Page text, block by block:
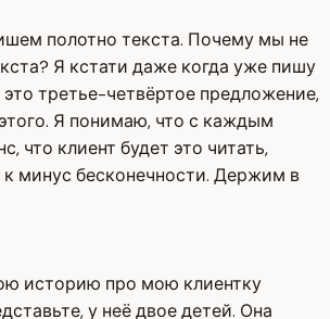
полотно текста. Почему мы не
Я кстати даже когда уже пишу
третье-четвёртое предложение,
Я понимаю, что с каждым
что клиент будет это читать,
к минус бесконечности. Держим в
историю про мою клиентку
у неё двое детей. Она